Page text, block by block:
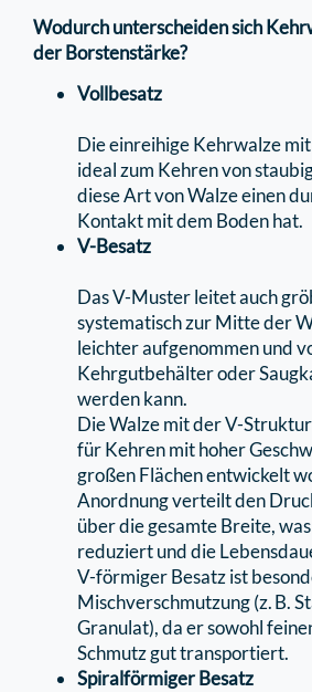
Wodurch unterscheiden sich
der Borstenstärke?
Vollbesatz
Die einreihige Kehrwalze
ideal zum Kehren von
diese Art von Walze einen
Kontakt mit dem Boden hat.
V-Besatz
Das V-Muster leitet auch
systematisch zur Mitte der
leichter aufgenommen und
Kehrgutbehälter oder
werden kann.
Die Walze mit der V-
für Kehren mit hoher
großen Flächen entwickelt
Anordnung verteilt den
über die gesamte Breite,
reduziert und die
V-förmiger Besatz ist
Mischverschmutzung (z. B.
Granulat), da er sowohl
Schmutz gut transportiert.
Spiralförmiger Besatz